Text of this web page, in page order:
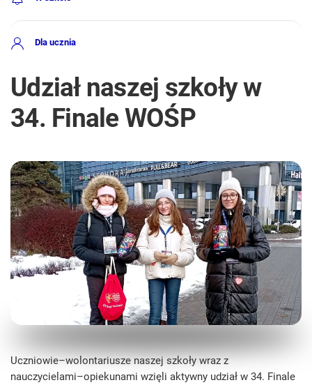
Dla ucznia
Udział naszej szkoły w
34. Finale WOŚP
Uczniowie–wolontariusze naszej szkoły wraz z
nauczycielami–opiekunami wzięli aktywny udział w 34. Finale